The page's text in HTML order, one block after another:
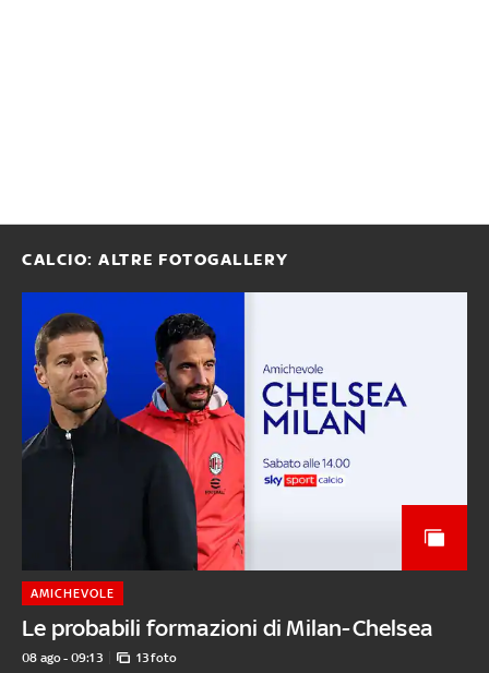
CALCIO: ALTRE FOTOGALLERY
Le probabili formazioni di Milan-Chelsea
AMICHEVOLE
08 ago - 09:13 13 foto